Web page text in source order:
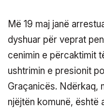
Më 19 maj janë
dyshuar për veprat
cenimin e përcaktimit
ushtrimin e presionit
Graçanicës. Ndërkaq,
njëjtën komunë, është